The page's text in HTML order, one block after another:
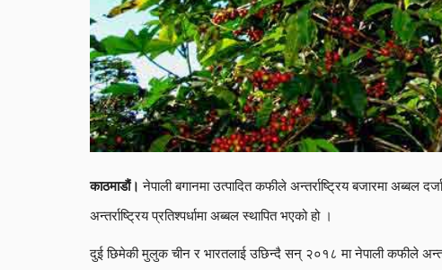
काठमाडौं। नेपाली बगानमा उत्पादित कफीले अन्तर्राष्ट्रिय बजारमा
अन्तर्राष्ट्रिय प्रतिश्पर्धामा अब्बल स्थापित भएको हो ।
दुई छिमेकी मुलुक चीन र भारतलाई उछिन्दै सन् २०१८ मा नेपाली कफीले